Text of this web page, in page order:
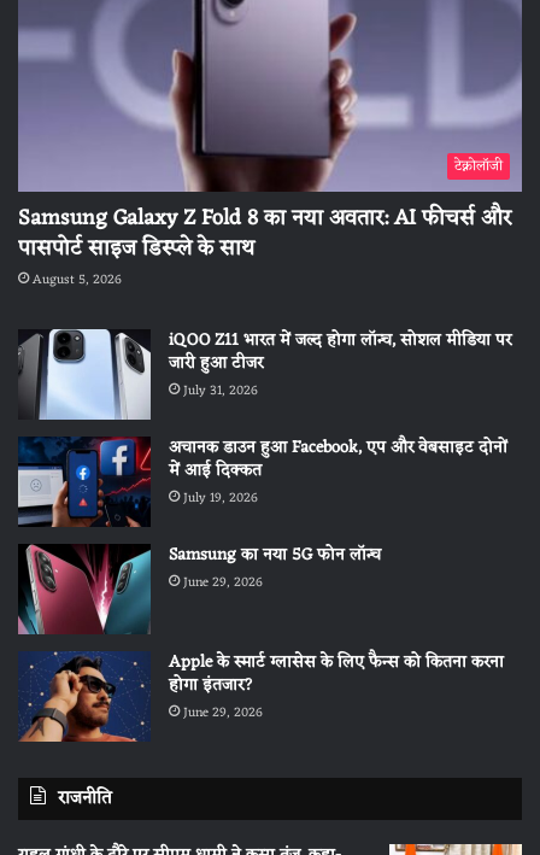
टेक्नोलॉजी
Samsung Galaxy Z Fold 8 का नया अवतार: AI फीचर्स और
पासपोर्ट साइज डिस्प्ले के साथ
August 5, 2026
iQOO Z11 भारत में जल्द होगा लॉन्च, सोशल मीडिया पर
जारी हुआ टीजर
July 31, 2026
अचानक डाउन हुआ Facebook, एप और वेबसाइट दोनों
में आई दिक्कत
July 19, 2026
Samsung का नया 5G फोन लॉन्च
June 29, 2026
Apple के स्मार्ट ग्लासेस के लिए फैन्स को कितना करना
होगा इंतजार?
June 29, 2026
राजनीति